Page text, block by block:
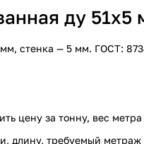
ду 51х5
стенка — 5 мм. ГОСТ:
цену за тонну, вес
длину, требуемый